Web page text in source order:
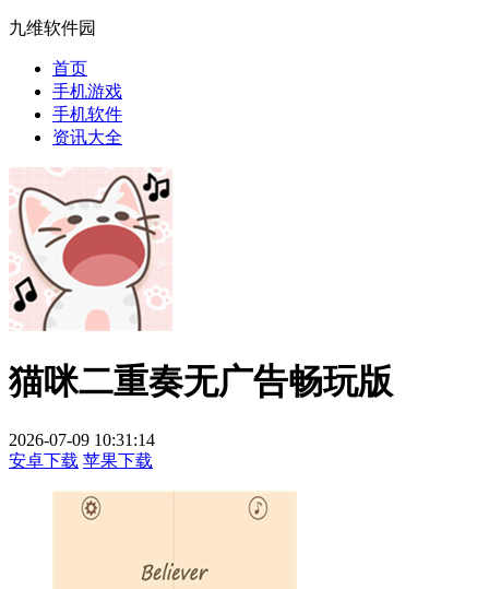
九维软件园
首页
手机游戏
手机软件
资讯大全
猫咪二重奏无广告畅玩版
2026-07-09 10:31:14
安卓下载 苹果下载